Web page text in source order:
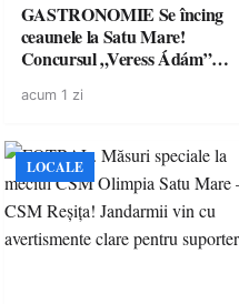
GASTRONOMIE Se încing
ceaunele la Satu Mare!
Concursul „Veress Ádám”
spectaculoase, premii și un jurat
acum 1 zi
LOCALE